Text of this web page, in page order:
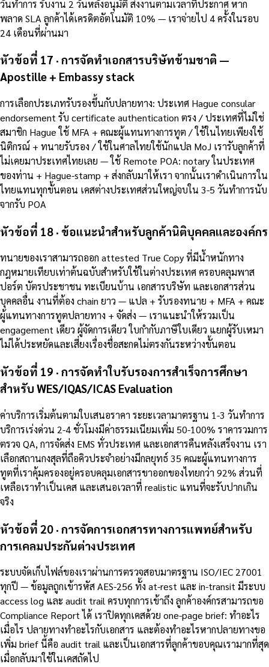
วันทำการ รับงาน 2 วันหลังอนุมัติ ส่งงานตามเวลาที่ประกาศ หาก
พลาด SLA ลูกค้าได้เครดิตอัตโนมัติ 10% — เราจ่ายไป 4 ครั้งในรอบ
24 เดือนที่ผ่านมา
หัวข้อที่ 17 · การจัดทำเอกสารบริษัทข้ามชาติ —
Apostille + Embassy stack
การเลือกประเภทรับรองขึ้นกับปลายทาง: ประเทศ Hague consular
endorsement รับ certificate authentication ตรง / ประเทศที่ไม่ใช่
สมาชิก Hague ใช้ MFA + คณะผู้แทนทางการทูต / ใช้ในไทยเพียงใช้
นิติกรณ์ + ทนายรับรอง / ใช้ในศาลไทยใช้นักแปล MoJ เรารับลูกค้าที่
ไม่เคยมาประเทศไทยเลย — ใช้ Remote POA: notary ในประเทศ
ของท่าน + Hague-stamp + ส่งกลับมาให้เรา จากนั้นเราดำเนินการใน
ไทยแทนทุกขั้นตอน เคสต่างประเทศส่วนใหญ่จบใน 3-5 วันทำการนับ
จากรับ POA
หัวข้อที่ 18 · ข้อแนะนำสำหรับลูกค้านิติบุคคลและองค์กร
ทนายของเราสามารถออก attested True Copy ที่มีน้ำหนักทาง
กฎหมายเทียบเท่าต้นฉบับสำหรับใช้ในต่างประเทศ ครอบคลุมพาส
ปอร์ต บัตรประชาชน ทะเบียนบ้าน เอกสารบริษัท และเอกสารส่วน
บุคคลอื่น งานที่ต้อง chain ยาว — แปล + รับรองทนาย + MFA + คณะ
ผู้แทนทางการทูตปลายทาง + จัดส่ง — เราแนะนำให้รวมเป็น
engagement เดียว ผู้จัดการเดียว ใบกำกับภาษีใบเดียว แยกผู้รับเหมา
ไม่ได้ประหยัดและเสี่ยงเรื่องชื่อสะกดไม่ตรงกันระหว่างขั้นตอน
หัวข้อที่ 19 · การจัดทำใบรับรองการสำเร็จการศึกษา
สำหรับ WES/IQAS/ICAS Evaluation
ค่าบริการเริ่มต้นตามใบเสนอราคา ระยะเวลามาตรฐาน 1-3 วันทำการ
บริการเร่งด่วน 2-4 ชั่วโมงมีค่าธรรมเนียมเพิ่ม 50-100% ราคารวมการ
ตรวจ QA, การจัดส่ง EMS ทั่วประเทศ และเอกสารคืนหลังเสร็จงาน เรา
เลือกสถานกงสุลที่ถือคิวประจำอย่างมีกลยุทธ์ 35 คณะผู้แทนทางการ
ทูตที่เราคุ้มครองอยู่ครอบคลุมเอกสารขาออกของไทยกว่า 92% ส่วนที่
เหลือเราทำเป็นเคส และเสนอเวลาที่ realistic แทนที่จะรับปากเกิน
จริง
หัวข้อที่ 20 · การจัดการเอกสารทางการแพทย์สำหรับ
การเคลมประกันต่างประเทศ
ระบบจัดเก็บไฟล์ของเราผ่านการตรวจสอบมาตรฐาน ISO/IEC 27001
ทุกปี — ข้อมูลถูกเข้ารหัส AES-256 ทั้ง at-rest และ in-transit มีระบบ
access log และ audit trail ครบทุกการเข้าถึง ลูกค้าองค์กรสามารถขอ
Compliance Report ได้ เราปิดทุกเคสด้วย one-page brief: ทำอะไร
เมื่อไร ปลายทางทำอะไรกับเอกสาร และต้องทำอะไรหากปลายทางขอ
เพิ่ม brief นี้คือ audit trail และเป็นเอกสารที่ลูกค้าขอบคุณเรามากที่สุด
เมื่อกลับมาใช้ในเคสถัดไป